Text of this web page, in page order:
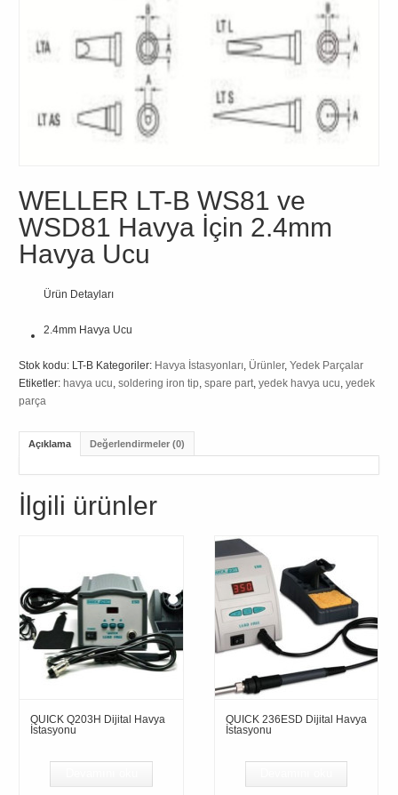
WELLER LT-B WS81 ve
WSD81 Havya İçin 2.4mm
Havya Ucu
Ürün Detayları
2.4mm Havya Ucu
Stok kodu: LT-B Kategoriler: Havya İstasyonları Ürünler,Yedek Parçalar
Etiketler:havya ucu ,soldering iron tip ,spare part ,yedek havya ucu ,yedek
parça
Açıklama Değerlendirmeler (0)
İlgili ürünler
QUICK Q203H Dijital Havya
İstasyonu
QUICK 236ESD Dijital Havya
İstasyonu